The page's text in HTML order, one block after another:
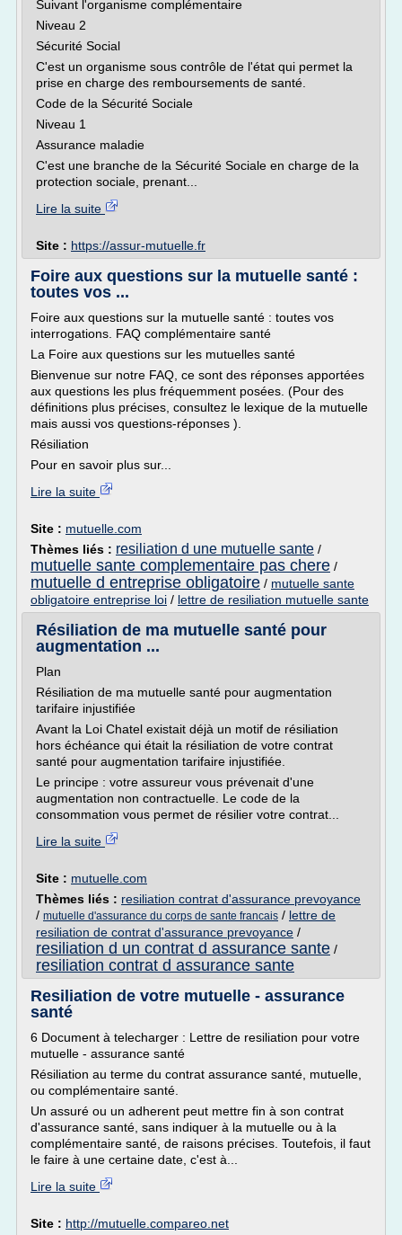
Suivant l'organisme complémentaire
Niveau 2
Sécurité Social
C'est un organisme sous contrôle de l'état qui permet la
prise en charge des remboursements de santé.
Code de la Sécurité Sociale
Niveau 1
Assurance maladie
C'est une branche de la Sécurité Sociale en charge de la
protection sociale, prenant...
Lire la suite
Site : https://assur-mutuelle.fr
Foire aux questions sur la mutuelle santé :
toutes vos ...
Foire aux questions sur la mutuelle santé : toutes vos
interrogations. FAQ complémentaire santé
La Foire aux questions sur les mutuelles santé
Bienvenue sur notre FAQ, ce sont des réponses apportées
aux questions les plus fréquemment posées. (Pour des
définitions plus précises, consultez le lexique de la mutuelle
mais aussi vos questions-réponses ).
Résiliation
Pour en savoir plus sur...
Lire la suite
Site : mutuelle.com
Thèmes liés : resiliation d une mutuelle sante /
mutuelle sante complementaire pas chere /
mutuelle d entreprise obligatoire / mutuelle sante
obligatoire entreprise loi / lettre de resiliation mutuelle sante
Résiliation de ma mutuelle santé pour
augmentation ...
Plan
Résiliation de ma mutuelle santé pour augmentation
tarifaire injustifiée
Avant la Loi Chatel existait déjà un motif de résiliation
hors échéance qui était la résiliation de votre contrat
santé pour augmentation tarifaire injustifiée.
Le principe : votre assureur vous prévenait d'une
augmentation non contractuelle. Le code de la
consommation vous permet de résilier votre contrat...
Lire la suite
Site : mutuelle.com
Thèmes liés : resiliation contrat d'assurance prevoyance
/ mutuelle d'assurance du corps de sante francais / lettre de
resiliation de contrat d'assurance prevoyance /
resiliation d un contrat d assurance sante /
resiliation contrat d assurance sante
Resiliation de votre mutuelle - assurance
santé
6 Document à telecharger : Lettre de resiliation pour votre
mutuelle - assurance santé
Résiliation au terme du contrat assurance santé, mutuelle,
ou complémentaire santé.
Un assuré ou un adherent peut mettre fin à son contrat
d'assurance santé, sans indiquer à la mutuelle ou à la
complémentaire santé, de raisons précises. Toutefois, il faut
le faire à une certaine date, c'est à...
Lire la suite
Site : http://mutuelle.compareo.net